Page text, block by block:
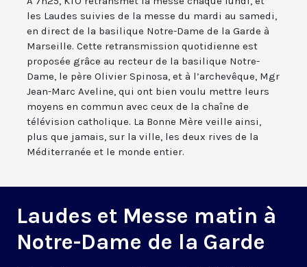
les Laudes suivies de la messe du mardi au samedi,
en direct de la basilique Notre-Dame de la Garde à
Marseille. Cette retransmission quotidienne est
proposée grâce au recteur de la basilique Notre-
Dame, le père Olivier Spinosa, et à l’archevêque, Mgr
Jean-Marc Aveline, qui ont bien voulu mettre leurs
moyens en commun avec ceux de la chaîne de
télévision catholique. La Bonne Mère veille ainsi,
plus que jamais, sur la ville, les deux rives de la
Méditerranée et le monde entier.
Laudes et Messe matin à
Notre-Dame de la Garde